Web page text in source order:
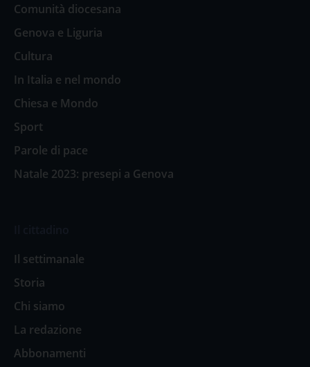
Comunità diocesana
Genova e Liguria
Cultura
In Italia e nel mondo
Chiesa e Mondo
Sport
Parole di pace
Natale 2023: presepi a Genova
Il settimanale
Storia
Chi siamo
La redazione
Abbonamenti